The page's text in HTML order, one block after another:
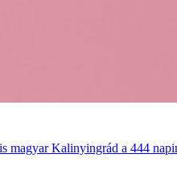
magyar Kalinyingrád a 444